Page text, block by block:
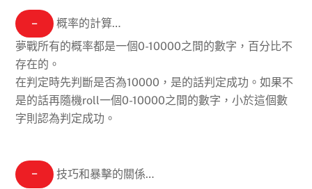
−
概率的計算…
夢戰所有的概率都是一個0-10000之間的數字，百分比不
存在的。
在判定時先判斷是否為10000，是的話判定成功。如果不
是的話再隨機roll一個0-10000之間的數字，小於這個數
字則認為判定成功。
−
技巧和暴擊的關係…